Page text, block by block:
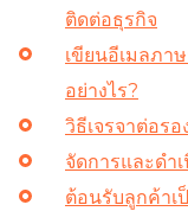
ติดต่อธุรกิจ
เขียนอีเมลภา
อย่างไร?
วิธีเจรจาต่อร
จัดการและดำ
ต้อนรับลูกค้าเ